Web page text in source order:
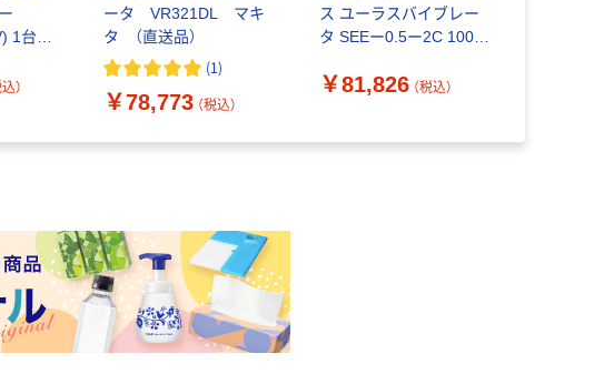
1台
）
ータ VR321DL マキ
タ （直送品）
(1)
￥78,773 （税込）
ス ユーラスバイブレー
タ SEEー0.5ー2C 100V
￥81,826 （税込）